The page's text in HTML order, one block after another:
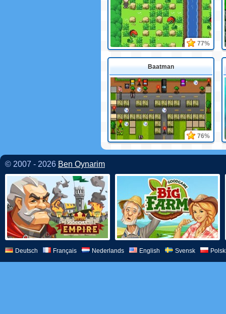
77%
Baatman
76%
© 2007 - 2026 Ben Oynarim
Deutsch Français Nederlands English Svensk